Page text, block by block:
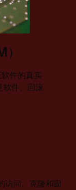
件的真实
软件、回滚
访问、克隆和固